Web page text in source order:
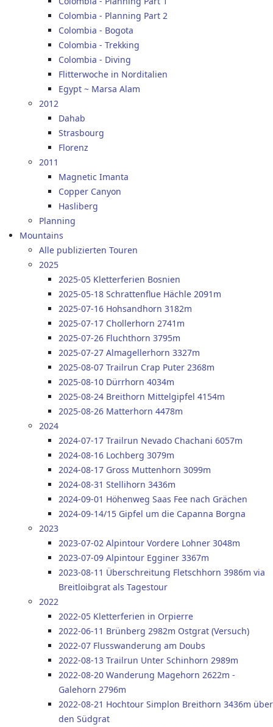
Colombia - Planning Part 2
Colombia - Bogota
Colombia - Trekking
Colombia - Diving
Flitterwoche in Norditalien
Egypt ~ Marsa Alam
2012
Dahab
Strasbourg
Florenz
2011
Magnetic Imanta
Copper Canyon
Hasliberg
Planning
Mountains
Alle publizierten Touren
2025
2025-05 Kletterferien Bosnien
2025-05-18 Schrattenflue Hächle 2091m
2025-07-16 Hohsandhorn 3182m
2025-07-17 Chollerhorn 2741m
2025-07-26 Fluchthorn 3795m
2025-07-27 Almagellerhorn 3327m
2025-08-07 Trailrun Crap Puter 2368m
2025-08-10 Dürrhorn 4034m
2025-08-24 Breithorn Mittelgipfel 4154m
2025-08-26 Matterhorn 4478m
2024
2024-07-17 Trailrun Nevado Chachani 6057m
2024-08-16 Lochberg 3079m
2024-08-17 Gross Muttenhorn 3099m
2024-08-31 Stellihorn 3436m
2024-09-01 Höhenweg Saas Fee nach Grächen
2024-09-14/15 Gipfel um die Capanna Borgna
2023
2023-07-02 Alpintour Vordere Lohner 3048m
2023-07-09 Alpintour Egginer 3367m
2023-08-11 Überschreitung Fletschhorn 3986m via
Breitloibgrat als Tagestour
2022
2022-05 Kletterferien in Orpierre
2022-06-11 Brünberg 2982m Ostgrat (Versuch)
2022-07 Flusswanderung am Doubs
2022-08-13 Trailrun Unter Schinhorn 2989m
2022-08-20 Wanderung Magehorn 2622m -
Galehorn 2796m
2022-08-21 Hochtour Simplon Breithorn 3436m über
den Südgrat